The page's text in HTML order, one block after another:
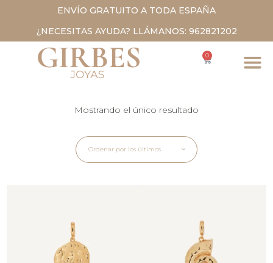
ENVÍO GRATUITO A TODA ESPAÑA
¿NECESITAS AYUDA? LLÁMANOS: 962821202
0
Mostrando el único resultado
Ordenar por los últimos